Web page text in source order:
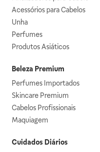
Acessórios para Cabelos
Unha
Perfumes
Produtos Asiáticos
Beleza Premium
Perfumes Importados
Skincare Premium
Cabelos Profissionais
Maquiagem
Cuidados Diários